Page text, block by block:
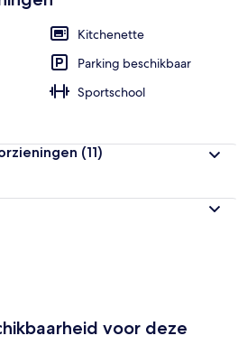
Kitchenette
Parking beschikbaar
Sportschool
(11)
voor deze